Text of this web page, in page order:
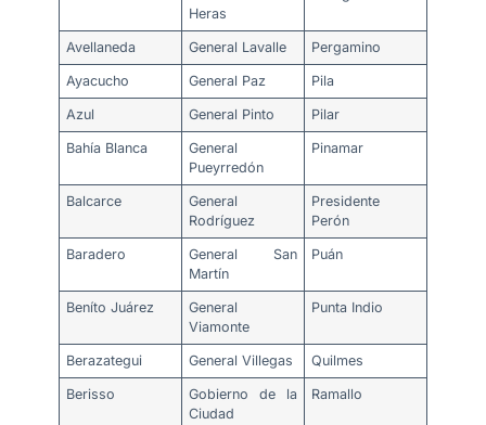
Heras
Avellaneda General Lavalle Pergamino
Ayacucho General Paz Pila
Azul General Pinto Pilar
Bahía Blanca
General
Pueyrredón
Pinamar
Balcarce
General
Rodríguez
Presidente
Perón
Baradero
General San
Martín
Puán
Beníto Juárez
General
Viamonte
Punta Indio
Berazategui General Villegas Quilmes
Berisso
Gobierno de la
Ciudad
Ramallo